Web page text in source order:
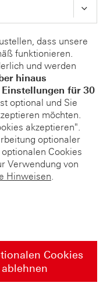
dass unsere
funktionieren.
und werden
hinaus
für 30
optional und Sie
möchten.
akzeptieren".
optionaler
Cookies
Verwendung von
Hinweisen.
Cookies
ablehnen